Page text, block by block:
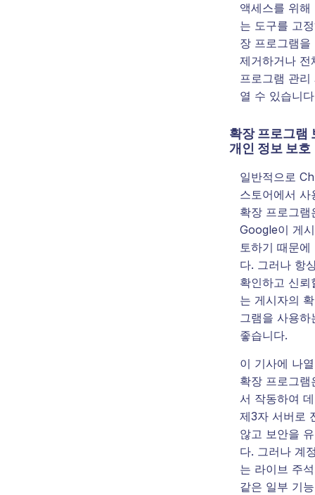
액세스를 위해
는 도구를 고
장 프로그램을
제거하거나 전
프로그램 관리
열 수 있습니
확장 프로그램
개인 정보 보호
일반적으로
스토어에서 사
확장 프로그램
Google이 게
토하기 때문에
다. 그러나 항
확인하고 신뢰
는 게시자의
그램을 사용하
좋습니다.
이 기사에 나
확장 프로그램
서 작동하여
제3자 서버로
않고 보안을
다. 그러나 계
는 라이브 주
같은 일부 기